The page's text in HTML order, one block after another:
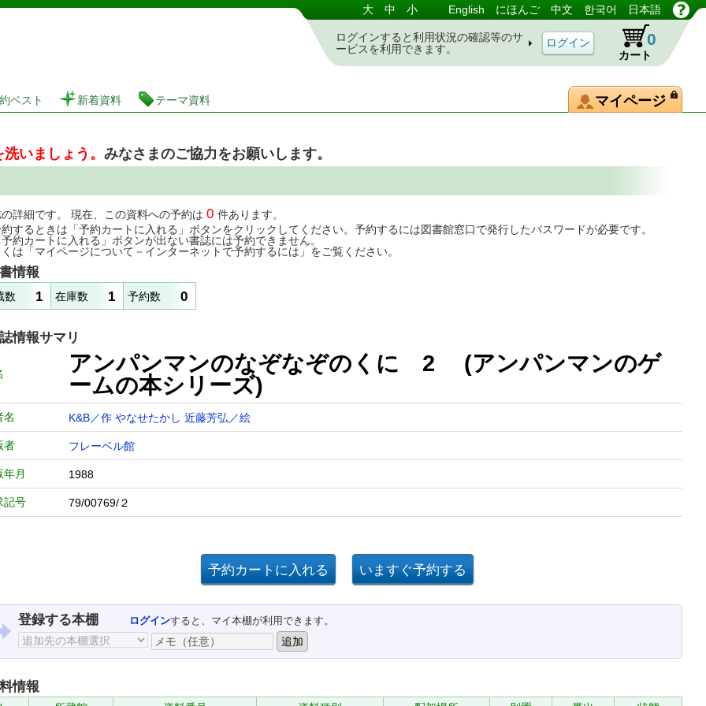
図書館 蔵書検索・予約システム 大 中 小 English にほんご 中文 한국어 日本語
ログインすると利用状況の確認等のサ
ービスを利用できます。
カート
0
ベスト 新着資料 テーマ資料 マイページ
いましょう。 みなさまのご協力をお願いします。
詳細です。 現在、この資料への予約は 0 件あります。
するときは「予約カートに入れる」ボタンをクリックしてください。予約するには図書館窓口で発行したパスワードが必要です。
約カートに入れる」ボタンが出ない書誌には予約できません。
は「マイページについて－インターネットで予約するには」をご覧ください。
情報
数 1 在庫数 1 予約数 0
情報サマリ
アンパンマンのなぞなぞのくに 2 (アンパンマンのゲ
ームの本シリーズ)
名 K&B／作 やなせたかし 近藤芳弘／絵
者 フレーベル館
年月 1988
記号 79/00769/２
登録する本棚 ログインすると、マイ本棚が利用できます。
情報